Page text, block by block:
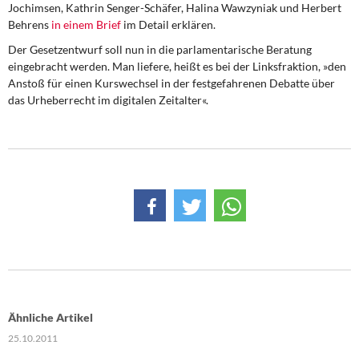
Jochimsen, Kathrin Senger-Schäfer, Halina Wawzyniak und Herbert
Behrens in einem Brief im Detail erklären.
Der Gesetzentwurf soll nun in die parlamentarische Beratung
eingebracht werden. Man liefere, heißt es bei der Linksfraktion, »den
Anstoß für einen Kurswechsel in der festgefahrenen Debatte über
das Urheberrecht im digitalen Zeitalter«.
Ähnliche Artikel
25.10.2011